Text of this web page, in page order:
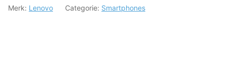
Merk: Lenovo Categorie: Smartphones